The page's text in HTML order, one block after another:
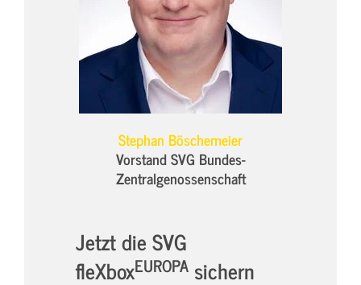
Stephan Böschemeier
Vorstand SVG Bundes-
Zentralgenossenschaft
Jetzt die SVG
fleXboxEUROPA sichern